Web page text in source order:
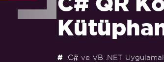
C# ve VB .NET